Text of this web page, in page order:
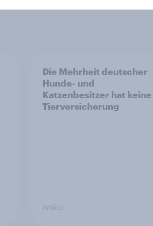
Die Mehrheit deutscher
Hunde- und
Katzenbesitzer hat keine
Tierversicherung
Artikel